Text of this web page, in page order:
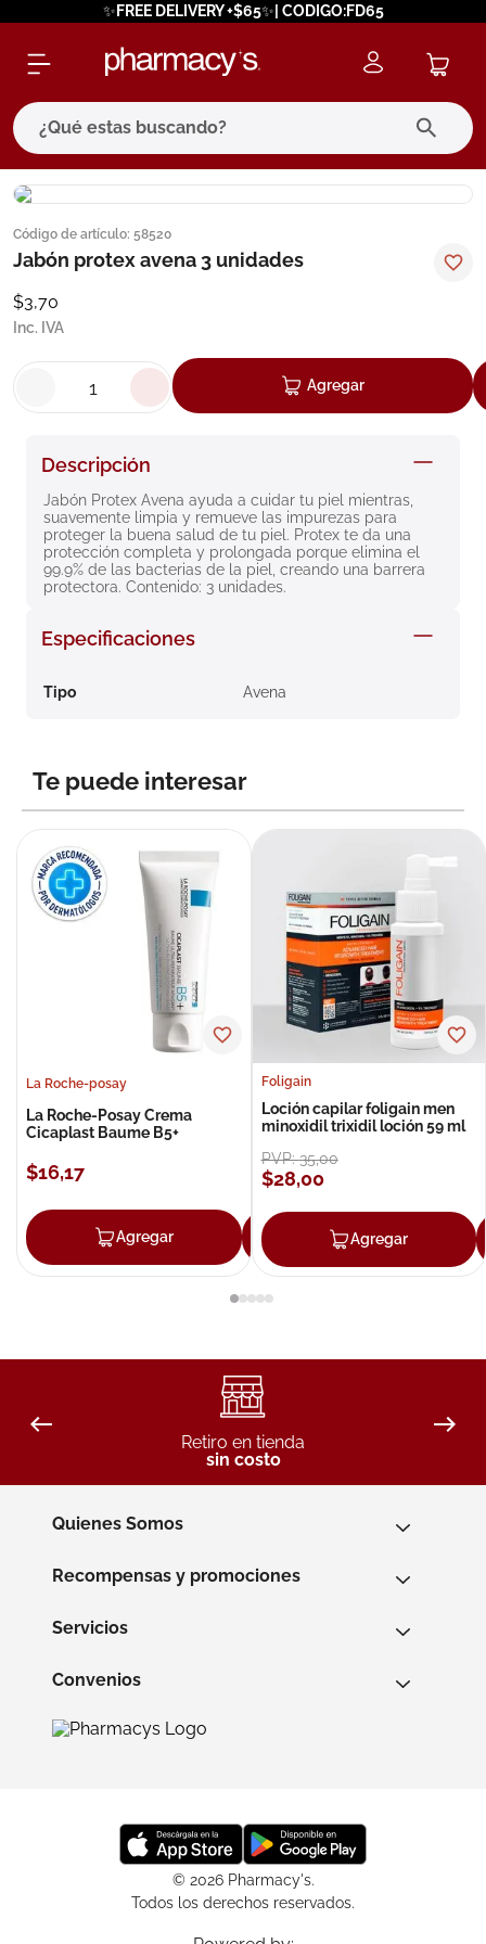
✨FREE DELIVERY +$65✨| CODIGO:FD65
¿Qué estas buscando?
Código de artículo: 58520
Jabón protex avena 3 unidades
$3,70
Inc. IVA
Agregar
Descripción
Jabón Protex Avena ayuda a cuidar tu piel mientras,
suavemente limpia y remueve las impurezas para
proteger la buena salud de tu piel. Protex te da una
protección completa y prolongada porque elimina el
99.9% de las bacterias de la piel, creando una barrera
protectora. Contenido: 3 unidades.
Especificaciones
Tipo Avena
Te puede interesar
La Roche-posay
La Roche-Posay Crema
Cicaplast Baume B5+
$16,17
Agregar Agregar
Foligain
Loción capilar foligain men
minoxidil trixidil loción 59 ml
PVP:35,00
$28,00
Agregar
Retiro en tienda
sin costo
Quienes Somos
Recompensas y promociones
Servicios
Convenios
© 2026 Pharmacy's.
Todos los derechos reservados.
términos más buscados
1. eucerin
cerave
7. degraler
8. roche posay
9. isdin
10.pañales